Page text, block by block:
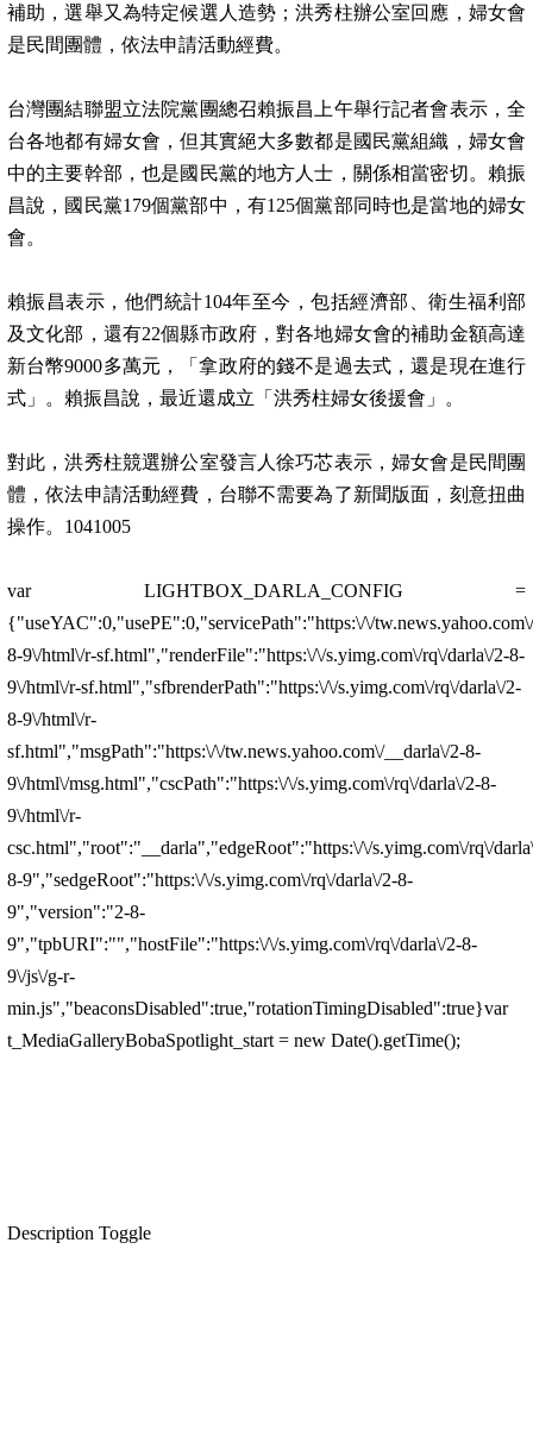
補助，選舉又為特定候選人造勢；洪秀柱辦公室回應，婦女會
是民間團體，依法申請活動經費。
台灣團結聯盟立法院黨團總召賴振昌上午舉行記者會表示，全
台各地都有婦女會，但其實絕大多數都是國民黨組織，婦女會
中的主要幹部，也是國民黨的地方人士，關係相當密切。賴振
昌說，國民黨179個黨部中，有125個黨部同時也是當地的婦女
會。
賴振昌表示，他們統計104年至今，包括經濟部、衛生福利部
及文化部，還有22個縣市政府，對各地婦女會的補助金額高達
新台幣9000多萬元，「拿政府的錢不是過去式，還是現在進行
式」。賴振昌說，最近還成立「洪秀柱婦女後援會」。
對此，洪秀柱競選辦公室發言人徐巧芯表示，婦女會是民間團
體，依法申請活動經費，台聯不需要為了新聞版面，刻意扭曲
操作。1041005
var LIGHTBOX_DARLA_CONFIG =
{"useYAC":0,"usePE":0,"servicePath":"https:\/\/
8-9\/html\/r-sf.html","renderFile":"https:\/\/s.yimg.com\/rq\/darla\/2-8-
9\/html\/r-sf.html","sfbrenderPath":"https:\/\/s.yimg.com\/rq\/darla\/2-
8-9\/html\/r-
sf.html","msgPath":"https:\/\/tw.news.yahoo.com\/__darla\/2-8-
9\/html\/msg.html","cscPath":"https:\/\/s.yimg.com\/rq\/darla\/2-8-
9\/html\/r-
csc.html","root":"__darla","edgeRoot":"https:\/\/s.yimg.com\/rq\/
8-9","sedgeRoot":"https:\/\/s.yimg.com\/rq\/darla\/2-8-
9","version":"2-8-
9","tpbURI":"","hostFile":"https:\/\/s.yimg.com\/rq\/darla\/2-8-
9\/js\/g-r-
min.js","beaconsDisabled":true,"rotationTimingDisabled":true}var
t_MediaGalleryBobaSpotlight_start = new Date().getTime();
Description Toggle